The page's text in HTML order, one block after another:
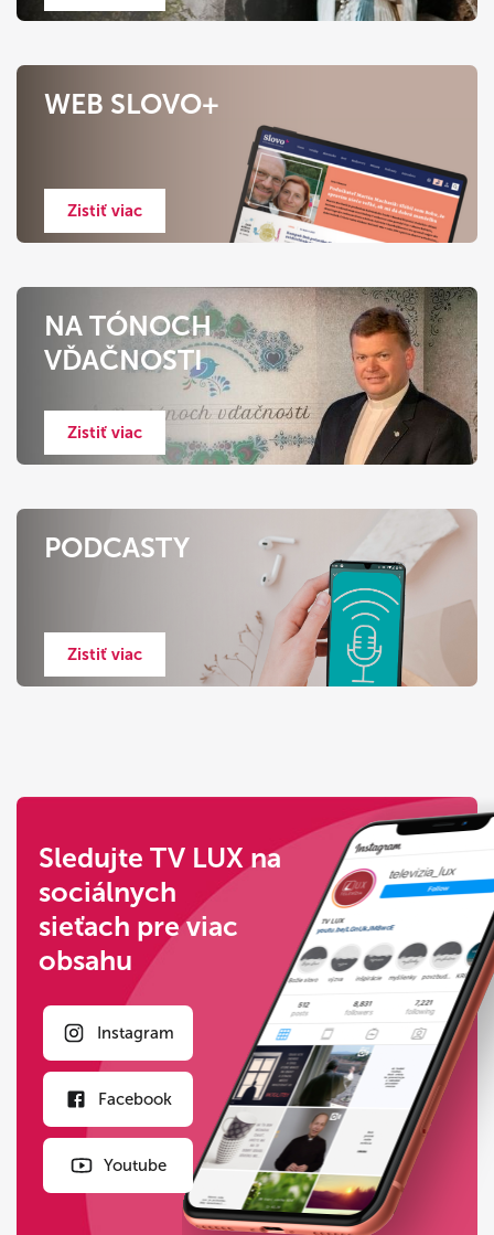
WEB SLOVO+
Zistiť viac
NA TÓNOCH
VĎAČNOSTI
Zistiť viac
PODCASTY
Zistiť viac
Sledujte TV LUX na
sociálnych
sieťach pre viac
obsahu
Instagram
Facebook
Youtube